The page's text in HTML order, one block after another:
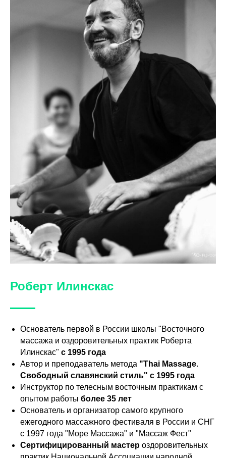
Роберт Илинскас
Основатель первой в России школы "Восточного
массажа и оздоровительных практик Роберта
Илинскас" с 1995 года
Автор и преподаватель метода "Thai Massage.
Свободный славянский стиль" с 1995 года
Инструктор по телесным восточным практикам с
опытом работы более 35 лет
Основатель и организатор самого крупного
ежегодного массажного фестиваля в России и СНГ
с 1997 года "Море Массажа" и "Массаж Фест"
Сертифицированный мастер оздоровительных